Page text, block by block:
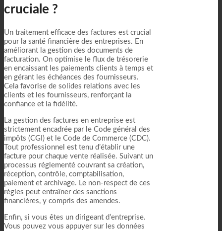
cruciale ?
Un traitement efficace des factures est crucial
pour la santé financière des entreprises. En
améliorant la gestion des documents de
facturation. On optimise le flux de trésorerie
en encaissant les paiements clients à temps et
en gérant les échéances des fournisseurs.
Cela favorise de solides relations avec les
clients et les fournisseurs, renforçant la
confiance et la fidélité.
La gestion des factures en entreprise est
strictement encadrée par le Code général des
impôts (CGI) et le Code de Commerce (CDC).
Tout professionnel est tenu d’établir une
facture pour chaque vente réalisée. Suivant un
processus réglementé couvrant sa création,
réception, contrôle, comptabilisation,
paiement et archivage. Le non-respect de ces
règles peut entraîner des sanctions
financières, y compris des amendes.
Enfin, si vous êtes un dirigeant d’entreprise.
Vous pouvez vous appuyer sur les données